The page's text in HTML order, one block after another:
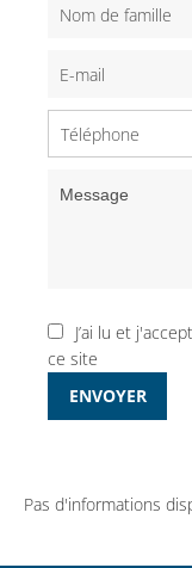
J’ai lu et
ce site
ENVOYER
Pas d'informations